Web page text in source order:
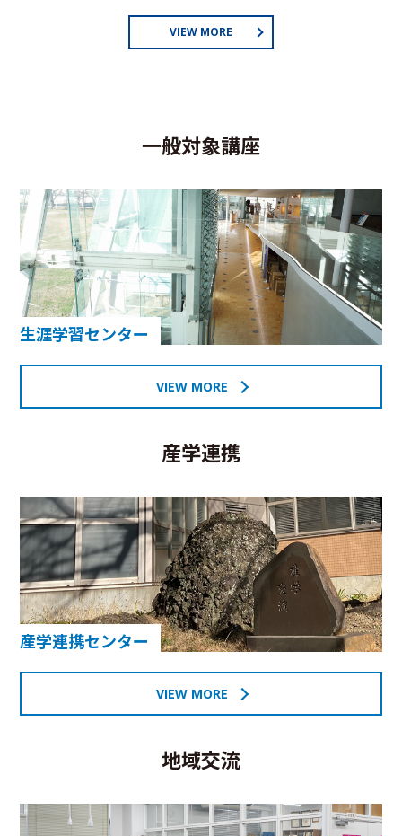
VIEW MORE
一般対象講座
生涯学習センター
VIEW MORE
産学連携
産学連携センター
VIEW MORE
地域交流